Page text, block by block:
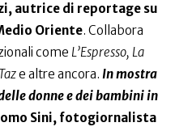
autrice di reportage su
Oriente. Collabora
come L’Espresso, La
e altre ancora. In mostra
donne e dei bambini in
Sini, fotogiornalista